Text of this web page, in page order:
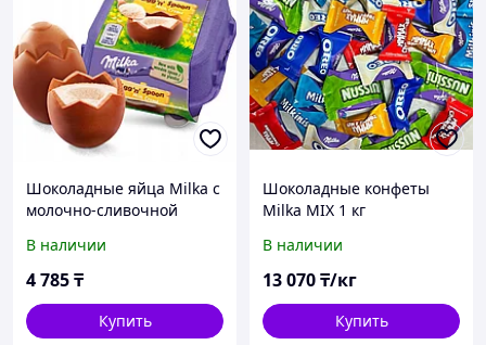
Шоколадные яйца Milka с
молочно-сливочной
В наличии
4 785₸
Купить
Шоколадные конфеты
Milka MIX 1 кг
В наличии
13 070₸/кг
Купить